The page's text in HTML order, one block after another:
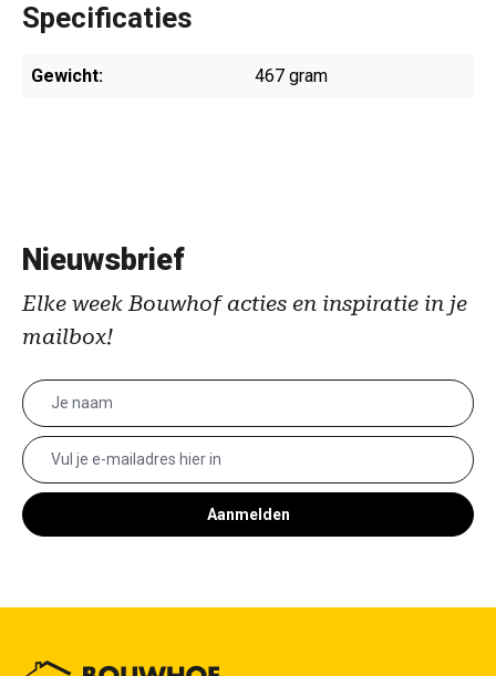
Specificaties
Gewicht: 467 gram
Nieuwsbrief
Elke week Bouwhof acties en inspiratie in je
mailbox!
Aanmelden